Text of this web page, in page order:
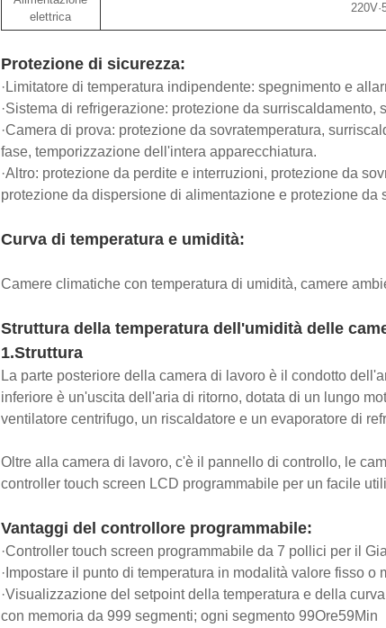
elettrica
Protezione di sicurezza:
·Limitatore di temperatura indipendente: spegnimento e
·Sistema di refrigerazione: protezione da
·Camera di prova: protezione da sovratemperatura,
fase, temporizzazione dell'intera apparecchiatura.
·Altro: protezione da perdite e interruzioni, protezione da
protezione da dispersione di alimentazione e protezione da
Curva di temperatura e umidità:
Camere climatiche con temperatura di umidità, camere
Struttura della temperatura dell'umidità delle
1.Struttura
La parte posteriore della camera di lavoro è il condotto
inferiore è un'uscita dell'aria di ritorno, dotata di un lungo
ventilatore centrifugo, un riscaldatore e un evaporatore di
Oltre alla camera di lavoro, c'è il pannello di controllo, le
controller touch screen LCD programmabile per un facile
Vantaggi del controllore programmabile:
·Controller touch screen programmabile da 7 pollici per il
·Impostare il punto di temperatura in modalità valore fisso o
·Visualizzazione del setpoint della temperatura e della
con memoria da 999 segmenti; ogni segmento 99Ore59Min